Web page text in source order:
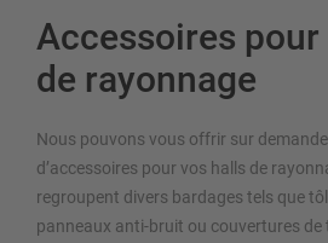
Accessoires
de rayonnage
Nous pouvons vous offrir sur
d’accessoires pour vos halls de
regroupent divers bardages tels que
panneaux anti-bruit ou couvertures